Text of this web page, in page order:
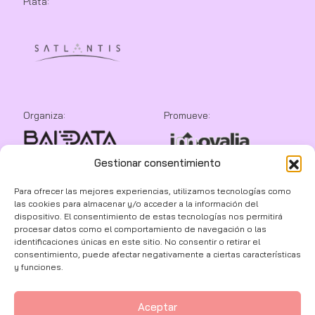
Gestionar consentimiento
Para ofrecer las mejores experiencias, utilizamos tecnologías como
las cookies para almacenar y/o acceder a la información del
dispositivo. El consentimiento de estas tecnologías nos permitirá
procesar datos como el comportamiento de navegación o las
identificaciones únicas en este sitio. No consentir o retirar el
consentimiento, puede afectar negativamente a ciertas características
y funciones.
Aceptar
Organiza: Promueve:
Colaboran: